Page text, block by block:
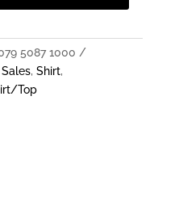
5087 1000
Sales, Shirt,
Top